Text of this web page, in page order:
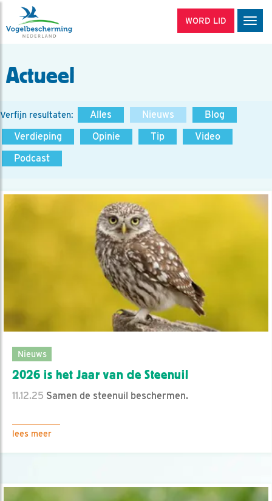
WORD LID
Actueel
Verfijn resultaten: Alles Nieuws
Blog
Verdieping
Opinie Tip
Video
Podcast
Nieuws
2026 is het Jaar van de Steenuil
11.12.25 Samen de steenuil beschermen.
lees meer